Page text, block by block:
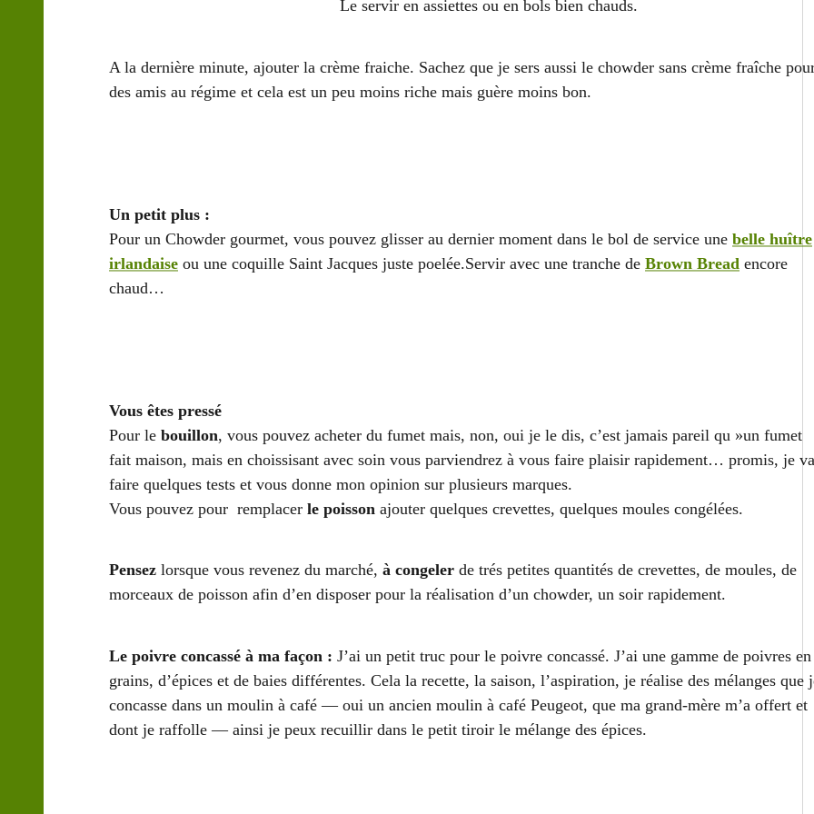
Le servir en assiettes ou en bols bien chauds.
A la dernière minute, ajouter la crème fraiche. Sachez que je sers aussi le chowder sans crème fraîche
des amis au régime et cela est un peu moins riche mais guère moins bon.
Un petit plus :
Pour un Chowder gourmet, vous pouvez glisser au dernier moment dans le bol de service une belle huître
irlandaise ou une coquille Saint Jacques juste poelée.Servir avec une tranche de Brown Bread encore
chaud…
Vous êtes pressé
Pour le bouillon, vous pouvez acheter du fumet mais, non, oui je le dis, c’est jamais pareil qu »un fumet
fait maison, mais en choissisant avec soin vous parviendrez à vous faire plaisir rapidement… promis, je
faire quelques tests et vous donne mon opinion sur plusieurs marques.
Vous pouvez pour remplacer le poisson ajouter quelques crevettes, quelques moules congélées.
Pensez lorsque vous revenez du marché, à congeler de trés petites quantités de crevettes, de moules, de
morceaux de poisson afin d’en disposer pour la réalisation d’un chowder, un soir rapidement.
Le poivre concassé à ma façon : J’ai un petit truc pour le poivre concassé. J’ai une gamme de poivres en
grains, d’épices et de baies différentes. Cela la recette, la saison, l’aspiration, je réalise des mélanges que
concasse dans un moulin à café — oui un ancien moulin à café Peugeot, que ma grand-mère m’a offert et
dont je raffolle — ainsi je peux recuillir dans le petit tiroir le mélange des épices.